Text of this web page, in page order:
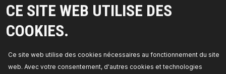
CE SITE WEB UTILISE DES
COOKIES.
Ce site web utilise des cookies nécessaires au fonctionnement du site
web. Avec votre consentement, d'autres cookies et technologies
compresseurs de climatisation
Nombre de stries: 6,Poulie pour courroies - Ø